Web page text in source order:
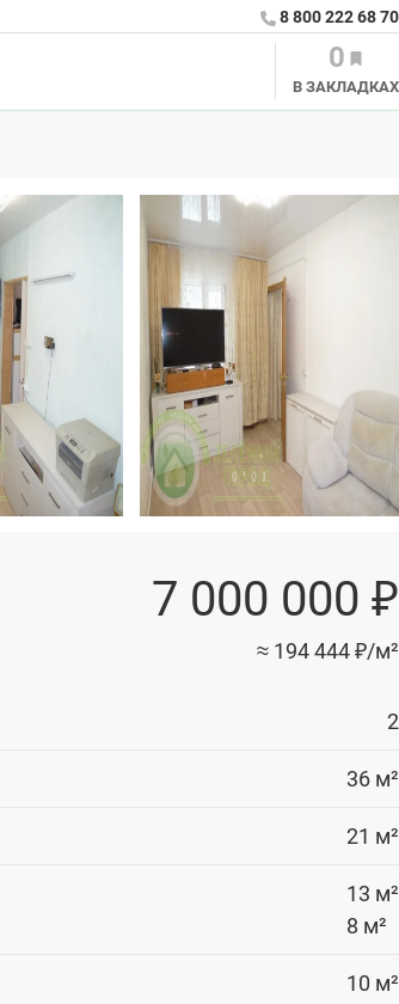
8 800 222 68 70
0
В ЗАКЛАДКАХ
7 000 000 ₽
≈ 194 444 ₽/м²
2
36 м²
21 м²
13 м²
8 м²
10 м²